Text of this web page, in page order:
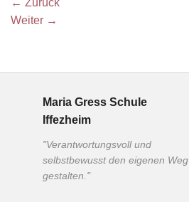
← Zurück
Weiter →
Maria Gress Schule
Iffezheim
"Verantwortungsvoll und
selbstbewusst den eigenen Weg
gestalten."